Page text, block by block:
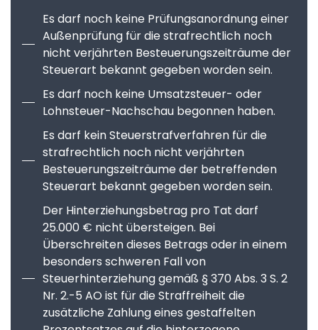
Es darf noch keine Prüfungsanordnung einer
Außenprüfung für die strafrechtlich noch
nicht verjährten Besteuerungszeiträume der
Steuerart bekannt gegeben worden sein.
Es darf noch keine Umsatzsteuer- oder
Lohnsteuer-Nachschau begonnen haben.
Es darf kein Steuerstrafverfahren für die
strafrechtlich noch nicht verjährten
Besteuerungszeiträume der betreffenden
Steuerart bekannt gegeben worden sein.
Der Hinterziehungsbetrag pro Tat darf
25.000 € nicht übersteigen. Bei
Überschreiten dieses Betrags oder in einem
besonders schweren Fall von
Steuerhinterziehung gemäß § 370 Abs. 3 S. 2
Nr. 2.-5 AO ist für die Straffreiheit die
zusätzliche Zahlung eines gestaffelten